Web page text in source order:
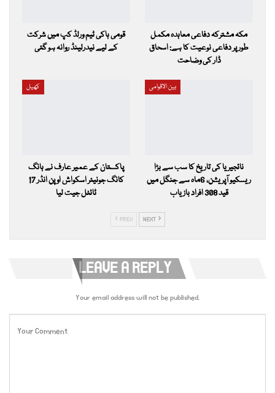
قومی ہاکی ٹیم ورلڈ کپ میں شرکت
کے لیے نیدرلینڈ روانہ ہو گئی
مکہ مشترکہ دفاعی معاہدہ مکمل
طور پر دفاعی نوعیت کا ہے: اسحاق
ڈار کی وضاحت
کھیل
پاکستان کے عمیر عارف نے ہانگ
کانگ جونیئر اسکواش اوپن انڈر 17
ٹائٹل جیت لیا
بین الاقوامی
نائجیریا کی تاریخ کا سب سے بڑا
ریسکیو آپریشن، 6ماہ سے جنگل میں
قید 308 افراد بازیاب
PREV NEXT
LEAVE A REPLY
Your email address will not be published.